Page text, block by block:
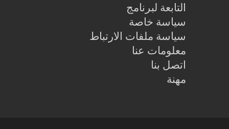
التابعة لبرنامج
سياسة خاصة
سياسة ملفات الارتباط
معلومات عنا
اتصل بنا
مهنة